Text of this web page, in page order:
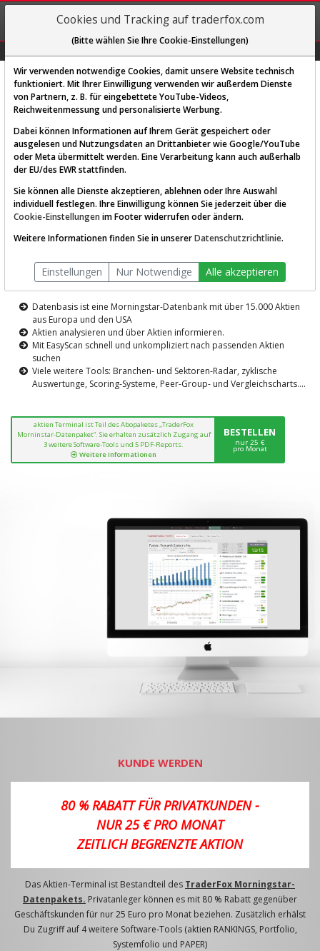
REGIS-
TRIEREN
Diese Funktion ist nur für
AKTIEN-TERMINAL
Die Aktienanalyse-Plattform von
TraderFox
Datenbasis ist eine Morningstar-Datenbank mit über 15.000 Aktien
aus Europa und den USA
Aktien analysieren und über Aktien informieren.
Mit EasyScan schnell und unkompliziert nach passenden Aktien
suchen
Viele weitere Tools: Branchen- und Sektoren-Radar, zyklische
Auswertunge, Scoring-Systeme, Peer-Group- und Vergleichscharts....
aktien Terminal ist Teil des Abopaketes „TraderFox
Morninstar-Datenpaket“. Sie erhalten zusätzlich Zugang auf
3 weitere Software-Tools und 5 PDF-Reports.
Weitere Informationen
BESTELLEN
nur 25 €
pro Monat
KUNDE WERDEN
80 % RABATT FÜR PRIVATKUNDEN -
NUR 25 € PRO MONAT
ZEITLICH BEGRENZTE AKTION
Das Aktien-Terminal ist Bestandteil des TraderFox Morningstar-
Datenpakets. Privatanleger können es mit 80 % Rabatt gegenüber
Geschäftskunden für nur 25 Euro pro Monat beziehen. Zusätzlich erhälst
Du Zugriff auf 4 weitere Software-Tools (aktien RANKINGS, Portfolio,
Systemfolio und PAPER)
Cookies und Tracking auf traderfox.com
(Bitte wählen Sie Ihre Cookie-Einstellungen)
Wir verwenden notwendige Cookies, damit unsere Website technisch
funktioniert. Mit Ihrer Einwilligung verwenden wir außerdem Dienste
von Partnern, z. B. für eingebettete YouTube-Videos,
Reichweitenmessung und personalisierte Werbung.
Dabei können Informationen auf Ihrem Gerät gespeichert oder
ausgelesen und Nutzungsdaten an Drittanbieter wie Google/YouTube
oder Meta übermittelt werden. Eine Verarbeitung kann auch außerhalb
der EU/des EWR stattfinden.
Sie können alle Dienste akzeptieren, ablehnen oder Ihre Auswahl
individuell festlegen. Ihre Einwilligung können Sie jederzeit über die
Cookie-Einstellungen im Footer widerrufen oder ändern.
Weitere Informationen finden Sie in unsererDatenschutzrichtlinie.
Einstellungen Nur Notwendige Alle akzeptieren